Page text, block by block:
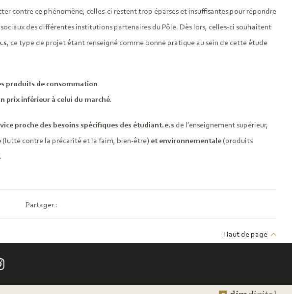
contre ce phénomène, celles-ci restent trop éparses et insuffisantes pour répondre
des différentes institutions partenaires du Pôle. Dès lors, celles-ci souhaitent
, ce type de projet étant renseigné comme bonne pratique au sein de cette étude
produits de consommation
prix inférieur à celui du marché.
proche des besoins spécifiques des étudiant.e.s de l’enseignement supérieur,
(lutte contre la précarité et la faim, bien-être) et environnementale(produits
Partager :
Haut de page